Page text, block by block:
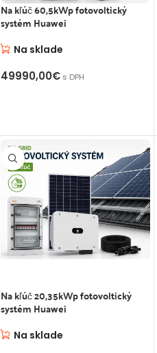
Na kľúč 60,5kWp fotovoltický
systém Huawei
Na sklade
49990,00€ s DPH
Na kľúč 20,35kWp fotovoltický
systém Huawei
Na sklade